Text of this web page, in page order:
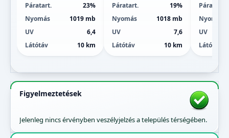
Páratart.
23%
Nyomás
1019 mb
UV
6,4
Látótáv
10 km
Páratart.
19%
Nyomás
1018 mb
UV
7,6
Látótáv
10 km
Páratart.
Nyomás
UV
Látótáv
Figyelmeztetések
Jelenleg nincs érvényben veszélyjelzés a település térségében.